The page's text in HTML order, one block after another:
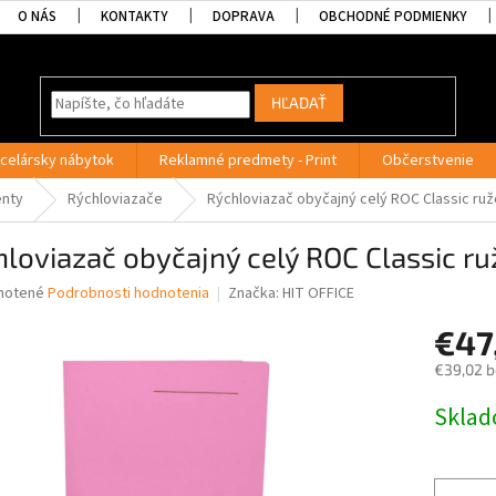
O NÁS KONTAKTY DOPRAVA OBCHODNÉ PODMIENKY
HĽADAŤ
nábytok Reklamné predmety - Print Občerstvenie
Rýchloviazače Rýchloviazač obyčajný celý ROC Classic
obyčajný celý ROC Classic
Podrobnosti hodnotenia Značka: HIT OFFICE
€39,02
cena: